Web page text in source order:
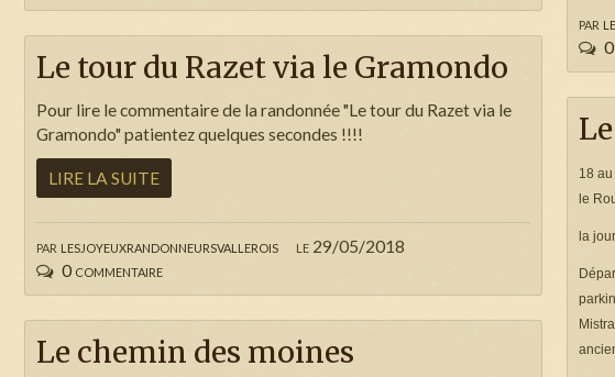
par
Le tour du Razet via le Gramondo
par lesjoyeuxrandonneursvallerois
le 29/05/2018
0 commentaire
Pour lire le commentaire de la randonnée "Le tour du Razet via le
Gramondo" patientez quelques secondes !!!!
LIRE LA SUITE
18
le
la
Le chemin des moines